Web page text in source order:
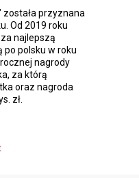
została przyznana
Od 2019 roku
najlepszą
po polsku w roku
nagrody
za którą
oraz nagroda
zł.